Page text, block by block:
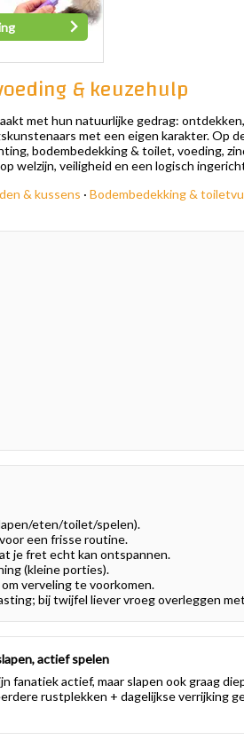
& keuzehulp
met hun natuurlijke gedrag:
met een eigen karakter. Op
bodembedekking & toilet, voeding,
welzijn, veiligheid en een logisch
& kussens · Bodembedekking &
eten/toilet/spelen).
voor een frisse routine.
je fret echt kan ontspannen.
(kleine porties).
verveling te voorkomen.
bij twijfel liever vroeg overleggen
actief spelen
fanatiek actief, maar slapen ook graag
rustplekken + dagelijkse verrijking